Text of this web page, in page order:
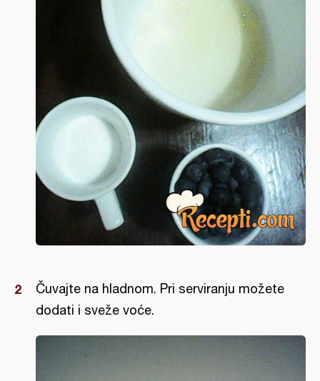
Čuvajte na hladnom. Pri serviranju možete
dodati i sveže voće.